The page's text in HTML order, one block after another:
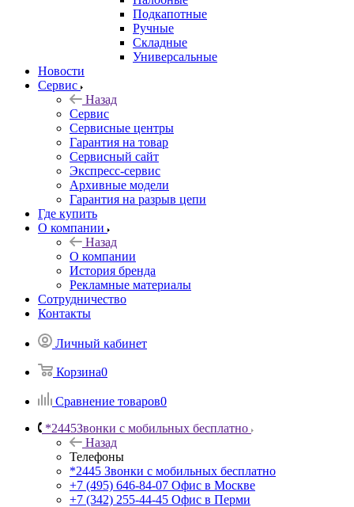
Подкапотные
Ручные
Складные
Универсальные
Новости
Сервис
Назад
Сервис
Сервисные центры
Гарантия на товар
Сервисный сайт
Экспресс-сервис
Архивные модели
Гарантия на разрыв цепи
Где купить
О компании
Назад
О компании
История бренда
Рекламные материалы
Сотрудничество
Контакты
Личный кабинет
Корзина0
Сравнение товаров0
*2445Звонки с мобильных бесплатно
Назад
Телефоны
*2445 Звонки с мобильных бесплатно
+7 (495) 646-84-07 Офис в Москве
+7 (342) 255-44-45 Офис в Перми